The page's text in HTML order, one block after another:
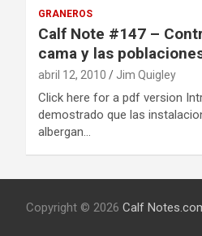
GRANEROS
Calf Note #147 –
cama y las
abril 12, 2010 Jim Quigley
Click here for a pdf version
demostrado que las
albergan…
Copyright © 2026 Calf